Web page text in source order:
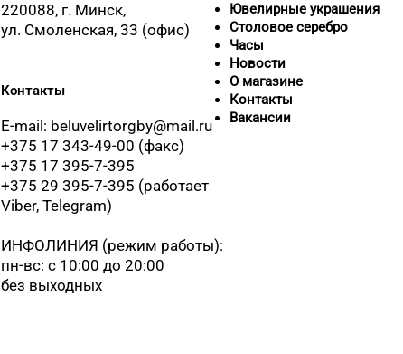
220088, г. Минск,
ул. Смоленская, 33 (офис)
Контакты
E-mail: beluvelirtorgby@mail.ru
+375 17 343-49-00 (факс)
+375 17 395-7-395
+375 29 395-7-395 (работает
Viber, Telegram)
ИНФОЛИНИЯ (режим работы):
пн-вс: с 10:00 до 20:00
без выходных
Ювелирные украшения
Столовое серебро
Часы
Новости
О магазине
Контакты
Вакансии